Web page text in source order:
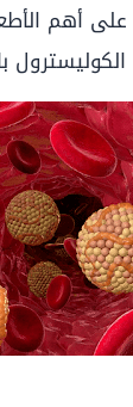
على أهم